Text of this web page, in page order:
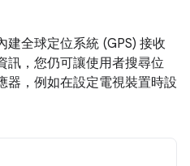
建全球定位系統 (GPS) 接收
訊，您仍可讓使用者搜尋位
器，例如在設定電視裝置時設